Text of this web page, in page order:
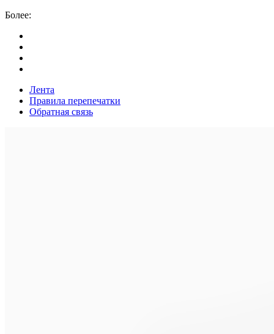
Более:
Лента
Правила перепечатки
Обратная связь